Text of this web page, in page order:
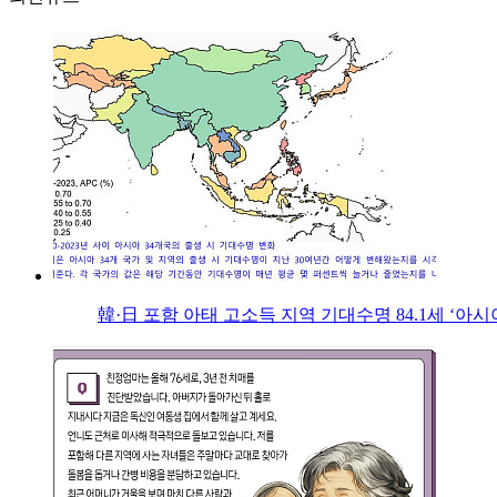
韓·日 포함 아태 고소득 지역 기대수명 84.1세 ‘아시